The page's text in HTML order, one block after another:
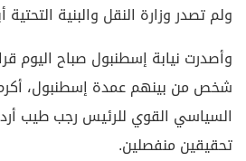
ولم تصدر وزارة النقل والبنية
شخص من بينهم عمدة إسطنبول، أكرم
السياسي القوي للرئيس رجب طيب
تحقيقين منفصلين.